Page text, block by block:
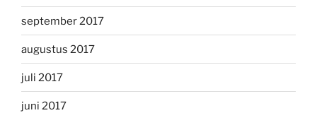
september 2017
augustus 2017
juli 2017
juni 2017